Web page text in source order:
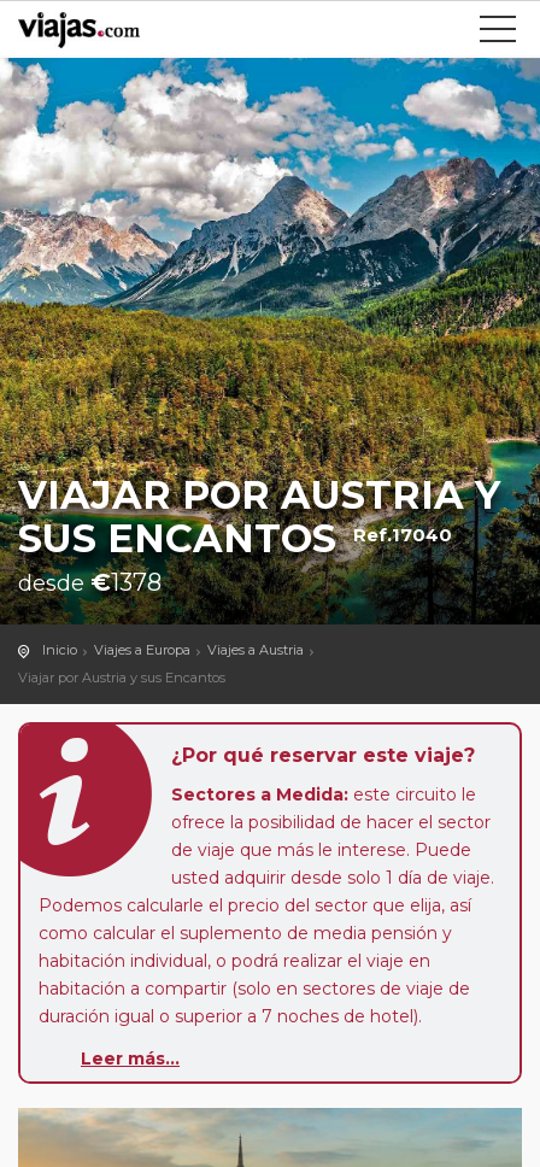
VIAJAR POR AUSTRIA Y
SUS ENCANTOS Ref.17040
desde€1378
Inicio Viajes a Europa
Viajes a Austria
Viajar por Austria y sus Encantos
¿Por qué reservar este viaje?
Sectores a Medida: este circuito le
ofrece la posibilidad de hacer el sector
de viaje que más le interese. Puede
usted adquirir desde solo 1 día de viaje.
Podemos calcularle el precio del sector que elija, así
como calcular el suplemento de media pensión y
habitación individual, o podrá realizar el viaje en
habitación a compartir (solo en sectores de viaje de
duración igual o superior a 7 noches de hotel).
Paradas en Ruta:
su viaje, en la ciudad que desee por período de 1, 3, 4 o
7 noches según circuito y fechas de salida. Es
Leer más...